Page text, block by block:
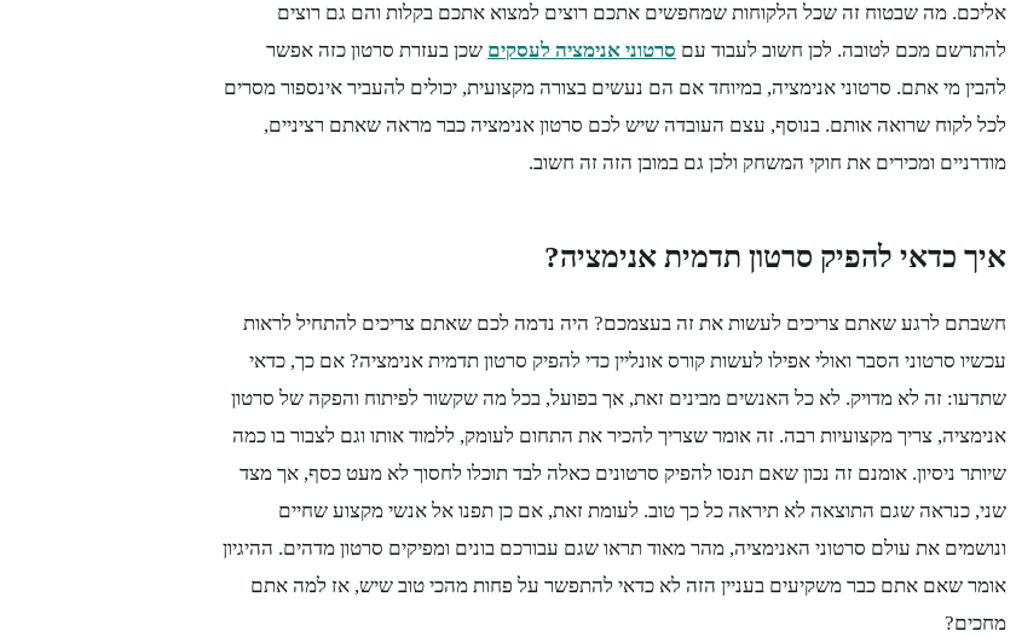
אליכם. מה שבטוח זה שכל הלקוחות שמחפשים אתכם רוצים למצוא אתכם בקלות והם גם רוצים
להתרשם מכם לטובה. לכן חשוב לעבוד עם סרטוני אנימציה לעסקים שכן בעזרת סרטון כזה אפשר
להבין מי אתם. סרטוני אנימציה, במיוחד אם הם נעשים בצורה מקצועית, יכולים להעביר אינספור מסרים
לכל לקוח שרואה אותם. בנוסף, עצם העובדה שיש לכם סרטון אנימציה כבר מראה שאתם רציניים,
מודרניים ומכירים את חוקי המשחק ולכן גם במובן הזה זה חשוב.
איך כדאי להפיק סרטון תדמית אנימציה?
חשבתם לרגע שאתם צריכים לעשות את זה בעצמכם? היה נדמה לכם שאתם צריכים להתחיל לראות
עכשיו סרטוני הסבר ואולי אפילו לעשות קורס אונליין כדי להפיק סרטון תדמית אנימציה? אם כך, כדאי
שתדעו: זה לא מדויק. לא כל האנשים מבינים זאת, אך בפועל, בכל מה שקשור לפיתוח והפקה של סרטון
אנימציה, צריך מקצועיות רבה. זה אומר שצריך להכיר את התחום לעומק, ללמוד אותו וגם לצבור בו כמה
שיותר ניסיון. אומנם זה נכון שאם תנסו להפיק סרטונים כאלה לבד תוכלו לחסוך לא מעט כסף, אך מצד
שני, כנראה שגם התוצאה לא תיראה כל כך טוב. לעומת זאת, אם כן תפנו אל אנשי מקצוע שחיים
ונושמים את עולם סרטוני האנימציה, מהר מאוד תראו שגם עבורכם בונים ומפיקים סרטון מדהים. ההיגיון
אומר שאם אתם כבר משקיעים בעניין הזה לא כדאי להתפשר על פחות מהכי טוב שיש, אז למה אתם
מחכים?